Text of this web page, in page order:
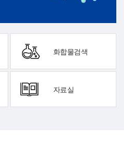
화합물검색
자료실